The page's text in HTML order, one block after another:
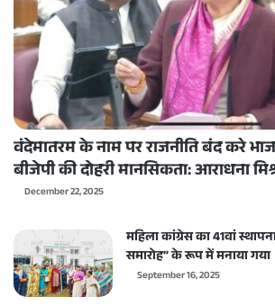
वंदेमातरम के नाम पर राजनीति बंद करे
बीजेपी की दोहरी मानसिकता: आराधना
December 22, 2025
महिला कांग्रेस का 41वां
समारोह” के रूप में मनाया गया
September 16, 2025